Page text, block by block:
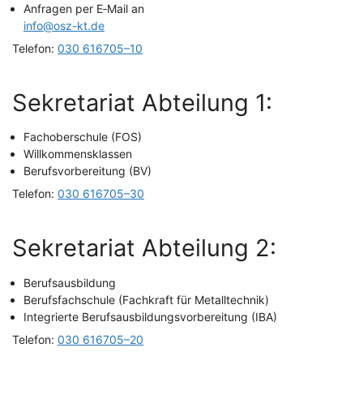
Anfra­gen per E‑Mail an
info@osz-kt.de
Tele­fon: 030 616705–10
Sekre­ta­ri­at Abtei­lung 1:
Fach­ober­schu­le (FOS)
Will­kom­mens­klas­sen
Berufs­vor­be­rei­tung (BV)
Tele­fon: 030 616705–30
Sekre­ta­ri­at Abtei­lung 2:
Berufs­aus­bil­dung
Berufs­fach­schu­le (Fach­kraft für Metalltechnik)
Inte­grier­te Berufs­aus­bil­dungs­vor­be­rei­tung (IBA)
Tele­fon: 030 616705–20